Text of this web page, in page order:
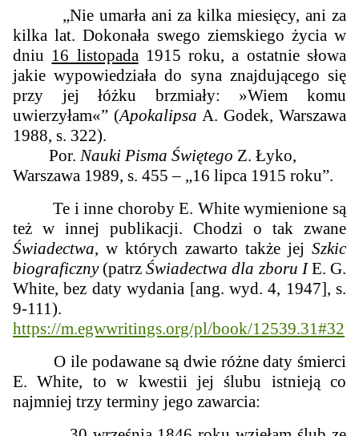
„Nie umarła ani za kilka miesięcy, ani za
kilka lat. Dokonała swego ziemskiego życia w
dniu 16 listopada 1915 roku, a ostatnie słowa
jakie wypowiedziała do syna znajdującego się
przy jej łóżku brzmiały: »Wiem komu
uwierzyłam«” (Apokalipsa A. Godek, Warszawa
1988, s. 322).
Por. Nauki Pisma Świętego Z. Łyko,
Warszawa 1989, s. 455 – „16 lipca 1915 roku”.
Te i inne choroby E. White wymienione są
też w innej publikacji. Chodzi o tak zwane
Świadectwa, w których zawarto także jej Szkic
biograficzny(patrzŚwiadectwa dla zboru IE. G.
White, bez daty wydania [ang. wyd. 4, 1947], s.
9-111).
https://m.egwwritings.org/pl/book/12539.31#32
O ile podawane są dwie różne daty śmierci
E. White, to w kwestii jej ślubu istnieją co
najmniej trzy terminy jego zawarcia: